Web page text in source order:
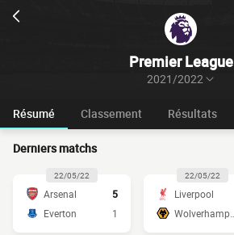
Premier League
2021/2022
Résumé Classement Résultats
Derniers matchs
22/05/22
Arsenal
5
Everton
1
22/05/22
Liverpool